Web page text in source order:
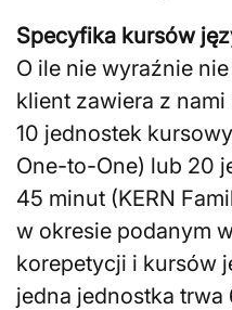
Specyfika kursów
O ile nie wyraźnie
klient zawiera z
10 jednostek
One-to-One) lub 20
45 minut (KERN
w okresie podanym
korepetycji i kursów
jedna jednostka trwa